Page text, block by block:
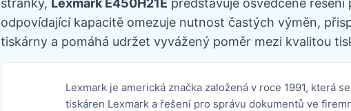
odpovídající kapacitě omezuje nutnost častých výměn,
tiskárny a pomáhá udržet vyvážený poměr mezi kvalitou
Lexmark je americká značka založená v roce 1991, která
tiskáren Lexmark a řešení pro správu dokumentů ve